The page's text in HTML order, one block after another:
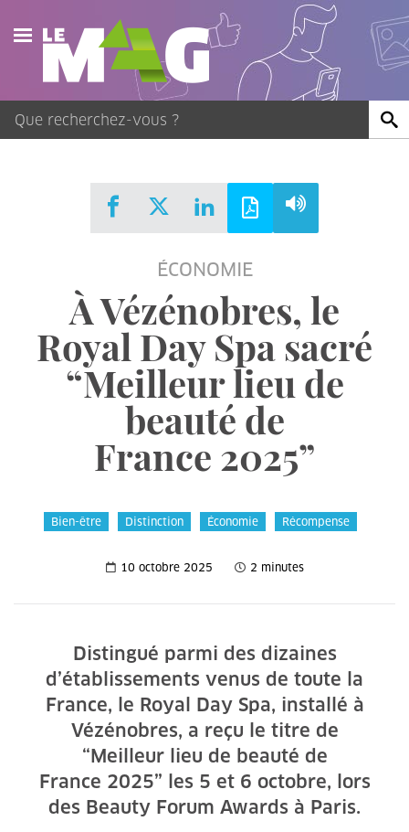
Actualités
Agenda
Publications
ÉCONOMIE
À Vézénobres, le
Royal Day Spa sacré
“Meilleur lieu de
beauté de
France 2025”
Bien-être Distinction Économie Récompense
10 octobre 2025 2 minutes
Distingué parmi des dizaines
d’établissements venus de toute la
France, le Royal Day Spa, installé à
Vézénobres, a reçu le titre de
“Meilleur lieu de beauté de
France 2025” les 5 et 6 octobre, lors
des Beauty Forum Awards à Paris.